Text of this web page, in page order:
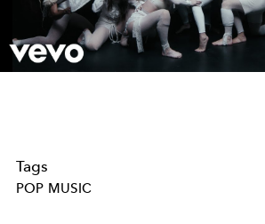
Video
Tags
POP MUSIC